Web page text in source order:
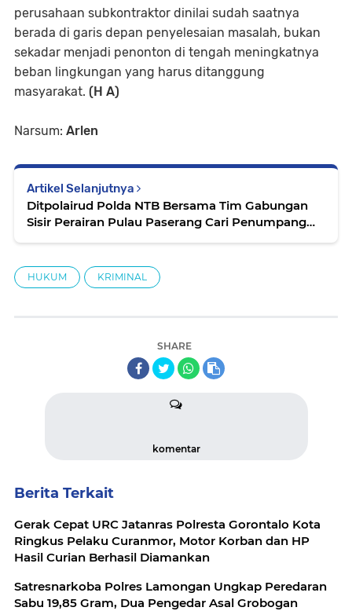
perusahaan subkontraktor dinilai sudah saatnya
berada di garis depan penyelesaian masalah, bukan
sekadar menjadi penonton di tengah meningkatnya
beban lingkungan yang harus ditanggung
masyarakat. (H A)
Narsum: Arlen
Artikel Selanjutnya
Ditpolairud Polda NTB Bersama Tim Gabungan
Sisir Perairan Pulau Paserang Cari Penumpang
HUKUM KRIMINAL
SHARE
komentar
Berita Terkait
Gerak Cepat URC Jatanras Polresta Gorontalo Kota
Ringkus Pelaku Curanmor, Motor Korban dan HP
Hasil Curian Berhasil Diamankan
Satresnarkoba Polres Lamongan Ungkap Peredaran
Sabu 19,85 Gram, Dua Pengedar Asal Grobogan